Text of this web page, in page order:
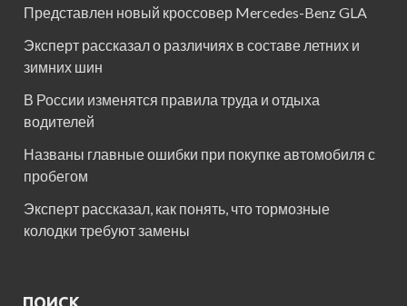
Представлен новый кроссовер Mercedes-Benz GLA
Эксперт рассказал о различиях в составе летних и
зимних шин
В России изменятся правила труда и отдыха
водителей
Названы главные ошибки при покупке автомобиля с
пробегом
Эксперт рассказал, как понять, что тормозные
колодки требуют замены
ПОИСК